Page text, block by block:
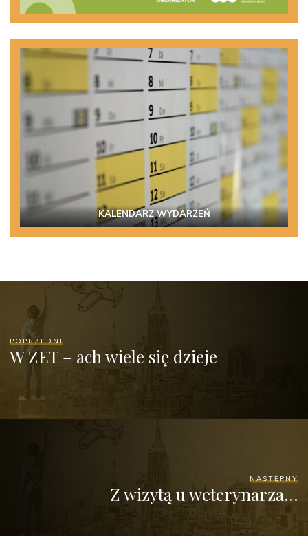
KALENDARZ WYDARZEŃ
POPRZEDNI
W ZET – ach wiele się dzieje
NASTĘPNY
Z wizytą u weterynarza…